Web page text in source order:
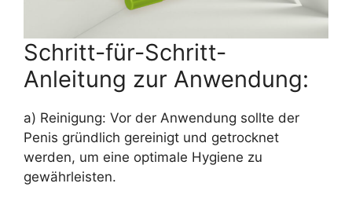
Schritt-für-Schritt-
Anleitung zur Anwendung:
a) Reinigung: Vor der Anwendung sollte der
Penis gründlich gereinigt und getrocknet
werden, um eine optimale Hygiene zu
gewährleisten.